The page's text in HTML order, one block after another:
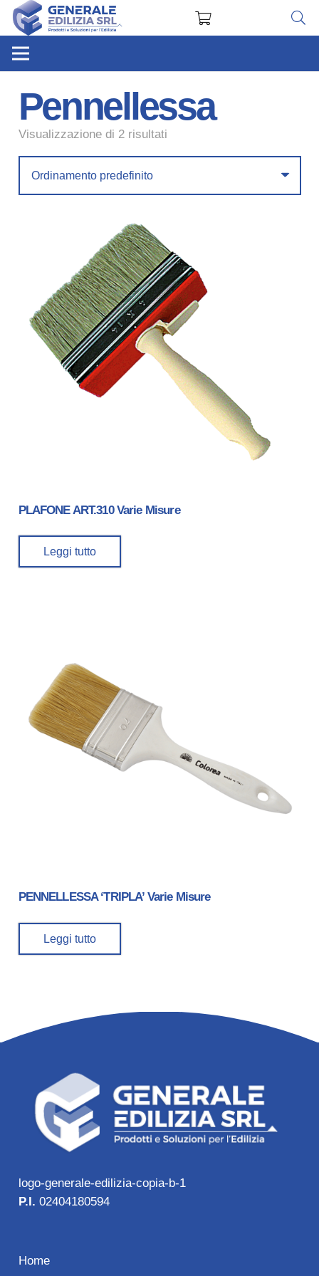
Pennellessa
Visualizzazione di 2 risultati
PLAFONE ART.310 Varie Misure
Leggi tutto
PENNELLESSA ‘TRIPLA’ Varie Misure
Leggi tutto
logo-generale-edilizia-copia-b-1
P.I. 02404180594
Home